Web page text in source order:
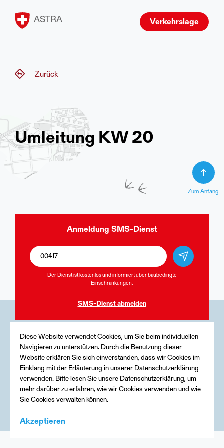
ASTRA Verkehrslage
Zurück
Umleitung KW 20
Zum Anfang
Anmeldung SMS-Dienst
Der Dienst ist kostenlos und informiert über baubedingte
Einschränkungen.
SMS-Dienst abmelden
Medien
Kontakt
Impressum
Diese Website verwendet Cookies, um Sie beim individuellen
Navigieren zu unterstützen. Durch die Benutzung dieser
Website erklären Sie sich einverstanden, dass wir Cookies im
Einklang mit der Erläuterung in unserer Datenschutzerklärung
verwenden. Bitte lesen Sie unsere Datenschutzerklärung, um
mehr darüber zu erfahren, wie wir Cookies verwenden und wie
Sie Cookies verwalten können.
Akzeptieren